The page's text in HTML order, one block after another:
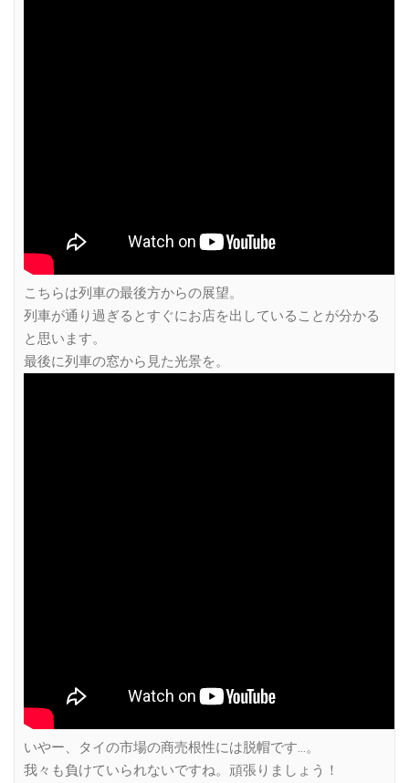
こちらは列車の最後方からの展望。
列車が通り過ぎるとすぐにお店を出していることが分かる
と思います。
最後に列車の窓から見た光景を。
いやー、タイの市場の商売根性には脱帽です…。
我々も負けていられないですね。頑張りましょう！